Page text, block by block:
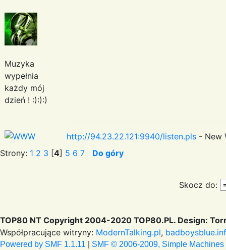
Muzyka
wypełnia
każdy mój
dzień ! :):):)
http://94.23.22.121:9940/listen.pls - New
Strony: 1 2 3 [4] 5 6 7 Do góry
Skocz do:
TOP80 NT Copyright 2004-2020 TOP80.PL. Design:
Współpracujące witryny: ModernTalking.pl,
Powered by SMF 1.1.11 SMF © 2006-2009, Simple Machines